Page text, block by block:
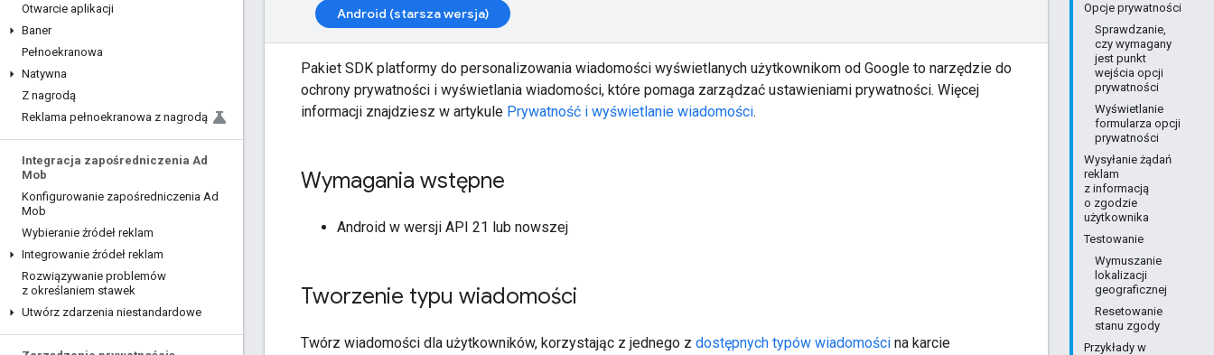
Otwarcie aplikacji
Baner
Pełnoekranowa
Natywna
Z nagrodą
Reklama pełnoekranowa z nagrodą
Integracja zapośredniczenia Ad
Mob
Konfigurowanie zapośredniczenia Ad
Mob
Wybieranie źródeł reklam
Integrowanie źródeł reklam
Rozwiązywanie problemów
z określaniem stawek
Utwórz zdarzenia niestandardowe
Opcje prywatności
Sprawdzanie,
czy wymagany
jest punkt
wejścia opcji
prywatności
Wyświetlanie
formularza opcji
prywatności
Wysyłanie żądań
reklam
z informacją
o zgodzie
użytkownika
Testowanie
Wymuszanie
lokalizacji
geograficznej
Resetowanie
stanu zgody
Przykłady w
Android (starsza wersja)
Pakiet SDK platformy do personalizowania wiadomości wyświetlanych użytkownikom od Google to narzędzie do
ochrony prywatności i wyświetlania wiadomości, które pomaga zarządzać ustawieniami prywatności. Więcej
informacji znajdziesz w artykule Prywatność i wyświetlanie wiadomości.
Wymagania wstępne
Android w wersji API 21 lub nowszej
Tworzenie typu wiadomości
Twórz wiadomości dla użytkowników, korzystając z jednego z dostępnych typów wiadomości na karcie